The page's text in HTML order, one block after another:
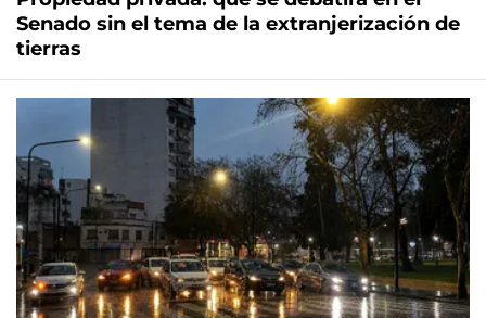
Senado sin el tema de la extranjerización de
tierras